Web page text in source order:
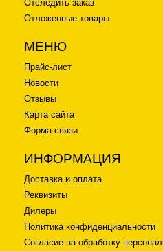
Отследить заказ
Отложенные товары
МЕНЮ
Прайс-лист
Новости
Отзывы
Карта сайта
Форма связи
ИНФОРМАЦИЯ
Доставка и оплата
Реквизиты
Дилеры
Политика конфиденциальности
Согласие на обработку